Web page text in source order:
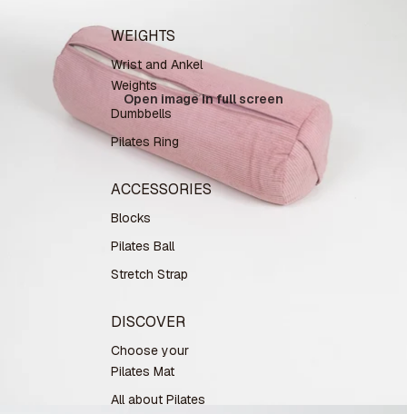
WEIGHTS
Wrist and Ankel
Weights
Dumbbells
Pilates Ring
ACCESSORIES
Blocks
Pilates Ball
Stretch Strap
DISCOVER
Choose your
Pilates Mat
All about Pilates
Open image in full screen